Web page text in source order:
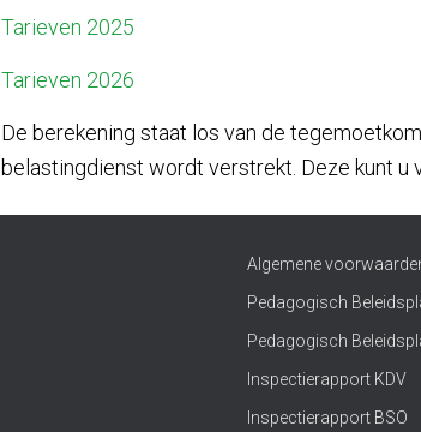
Tarieven 2025
Tarieven 2026
De berekening staat los van de
belastingdienst wordt verstrekt. Deze kunt u
Algemene
Pedagogisch
Pedagogisch
Inspectierapport KDV
Inspectierapport BSO